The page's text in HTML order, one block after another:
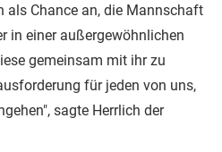
als Chance an, die Mannschaft
in einer außergewöhnlichen
gemeinsam mit ihr zu
für jeden von uns,
sagte Herrlich der